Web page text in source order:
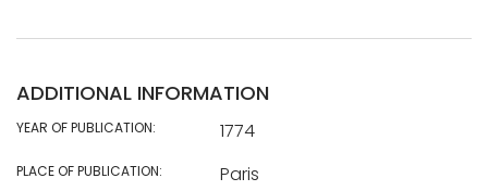
ADDITIONAL INFORMATION
YEAR OF PUBLICATION: 1774
PLACE OF PUBLICATION: Paris